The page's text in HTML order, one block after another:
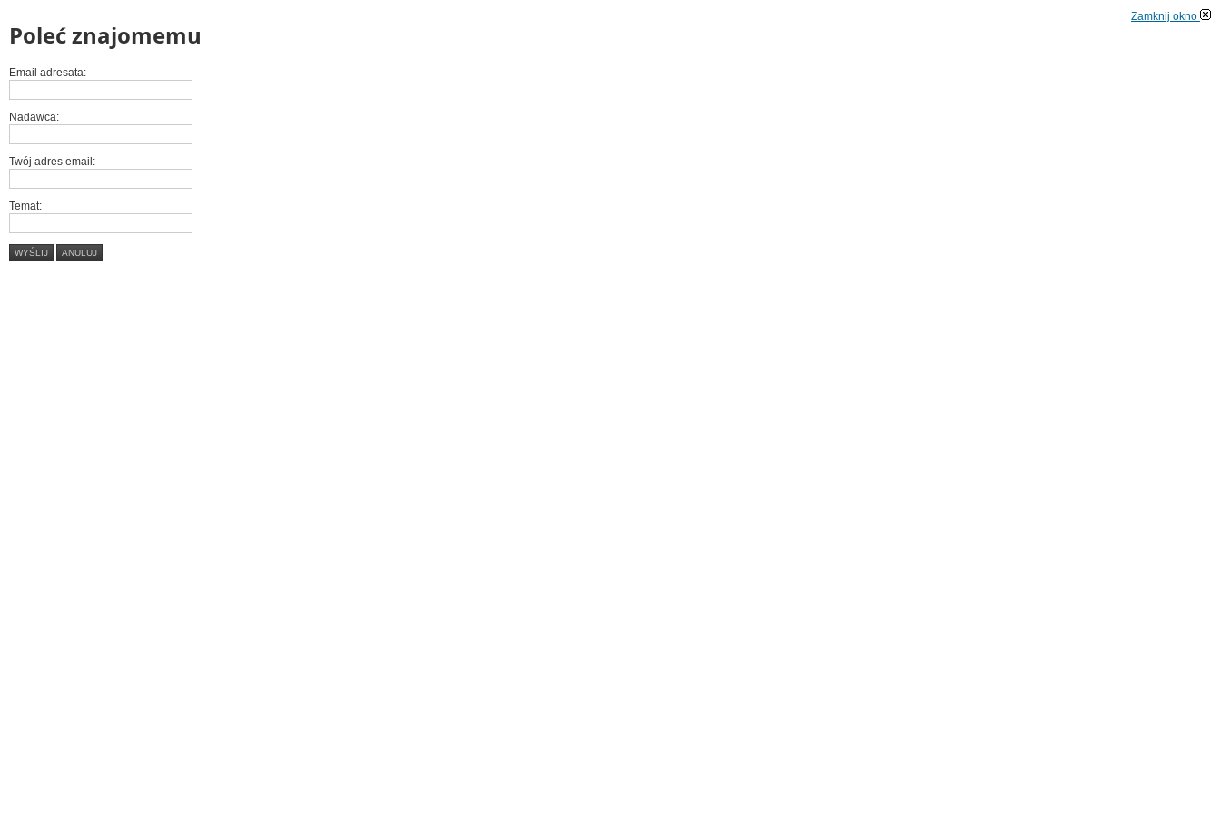
Zamknij okno
Poleć znajomemu
Email adresata:
Nadawca:
Twój adres email:
Temat:
WYŚLIJ ANULUJ